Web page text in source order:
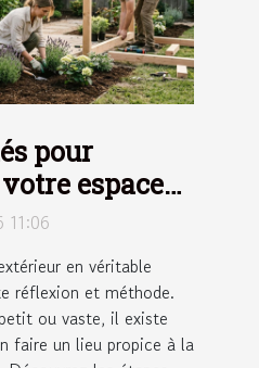
pour
espace
havre de
11:06
en véritable
réflexion et méthode.
ou vaste, il existe
faire un lieu propice à la